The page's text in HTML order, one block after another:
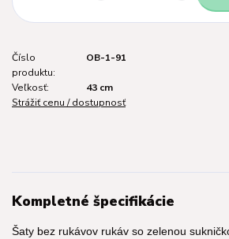
Číslo
produktu:
OB-1-91
Veľkosť:
43 cm
Strážiť cenu / dostupnosť
Kompletné špecifikácie
Šaty bez rukávov rukáv so zelenou